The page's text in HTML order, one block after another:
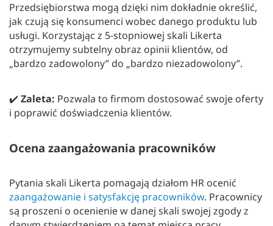
Przedsiębiorstwa mogą dzięki nim dokładnie określić,
jak czują się konsumenci wobec danego produktu lub
usługi. Korzystając z 5-stopniowej skali Likerta
otrzymujemy subtelny obraz opinii klientów, od
„bardzo zadowolony” do „bardzo niezadowolony”.
✔️ Zaleta: Pozwala to firmom dostosować swoje oferty
i poprawić doświadczenia klientów.
Ocena zaangażowania pracowników
Pytania skali Likerta pomagają działom HR ocenić
zaangażowanie i satysfakcję pracowników. Pracownicy
są proszeni o ocenienie w danej skali swojej zgody z